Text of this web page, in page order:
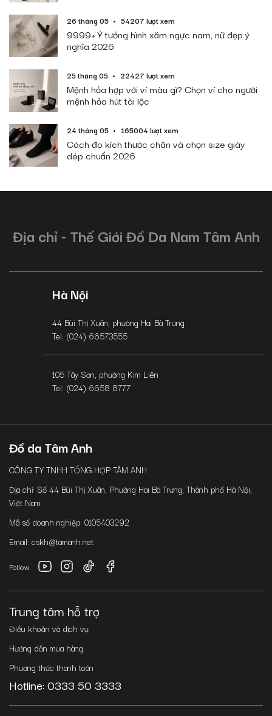
26 tháng 05 54207 lượt xem
9999+ Ý tưởng hình xăm ngực nam, nữ đẹp ý
nghĩa 2026
25 tháng 05 22427 lượt xem
Mệnh hỏa hợp với ví màu gì? Chọn ví cho người
mệnh hỏa hút tài lộc
24 tháng 05 165004 lượt xem
Cách đo kích thước chân và chọn size giày
dép chuẩn 2026
Địa chỉ - Thế Giới Đồ Da Nam Tâm Anh
Hà Nội
44 Bùi Thị Xuân, phường Hai Bà Trưng
Tel: (024) 66573555
105 Tây Sơn, phường Kim Liên
Tel: (024) 6658 8777
Đồ da Tâm Anh
CÔNG TY TNHH TỔNG HỢP TÂM ANH
Địa chỉ: Số 44 Bùi Thị Xuân, Phường Hai Bà Trưng, Thành phố Hà Nội,
Việt Nam
Mã số doanh nghiệp: 0105403292
Email: cskh@tamanh.net
Follow
Trung tâm hỗ trợ
Điều khoản và dịch vụ
Hướng dẫn mua hàng
Phương thức thanh toán
Hotline: 0333 50 3333